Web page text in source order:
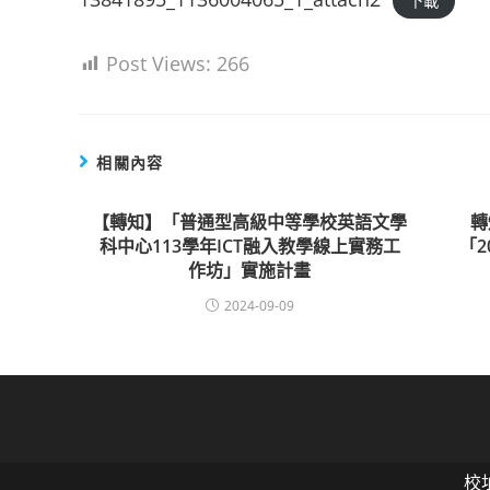
Post Views: 266
相關內容
【轉知】「普通型高級中等學校英語文學
科中心113學年ICT融入教學線上實務工
作坊」實施計畫
2024-09-09
校